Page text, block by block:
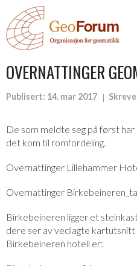
OVERNATTINGER
Publisert: 14. mar 2017
De som meldte seg på først
det kom til romfordeling.
Overnattinger Lillehammer
Overnattinger
Birkebeineren ligger et
dere ser av vedlagte
Birkebeineren hotell er: